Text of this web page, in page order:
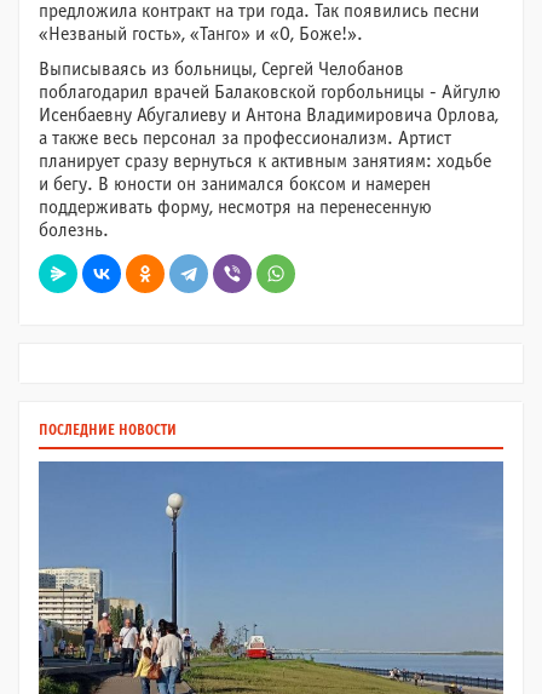
предложила контракт на три года. Так появились песни
«Незваный гость», «Танго» и «О, Боже!».
Выписываясь из больницы, Сергей Челобанов
поблагодарил врачей Балаковской горбольницы - Айгулю
Исенбаевну Абугалиеву и Антона Владимировича Орлова,
а также весь персонал за профессионализм. Артист
планирует сразу вернуться к активным занятиям: ходьбе
и бегу. В юности он занимался боксом и намерен
поддерживать форму, несмотря на перенесенную
болезнь.
ПОСЛЕДНИЕ НОВОСТИ